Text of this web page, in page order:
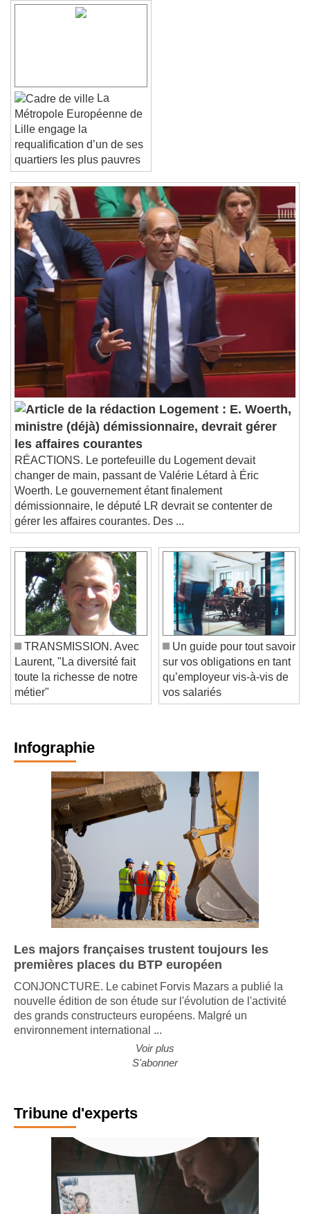
Close Modal Dialog
End of dialog window.
La
Métropole Européenne de
Lille engage la
requalification d’un de ses
quartiers les plus pauvres
Logement : E. Woerth,
ministre (déjà) démissionnaire, devrait gérer
les affaires courantes
RÉACTIONS. Le portefeuille du Logement devait
changer de main, passant de Valérie Létard à Éric
Woerth. Le gouvernement étant finalement
démissionnaire, le député LR devrait se contenter de
gérer les affaires courantes. Des ...
TRANSMISSION. Avec
Laurent, "La diversité fait
toute la richesse de notre
métier"
Un guide pour tout savoir
sur vos obligations en tant
qu’employeur vis-à-vis de
vos salariés
Infographie
Les majors françaises trustent toujours les
premières places du BTP européen
CONJONCTURE. Le cabinet Forvis Mazars a publié la
nouvelle édition de son étude sur l'évolution de l'activité
des grands constructeurs européens. Malgré un
Voir plus
Tribune d'experts